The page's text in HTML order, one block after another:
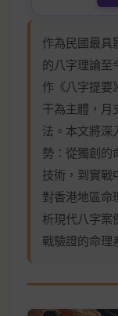
作為民國最具
的八字理論至
作《八字提要
干為主體，月
法。本文將深
勢：從獨創的
技術，到實戰
對香港地區命
析現代八字案
戰驗證的命理